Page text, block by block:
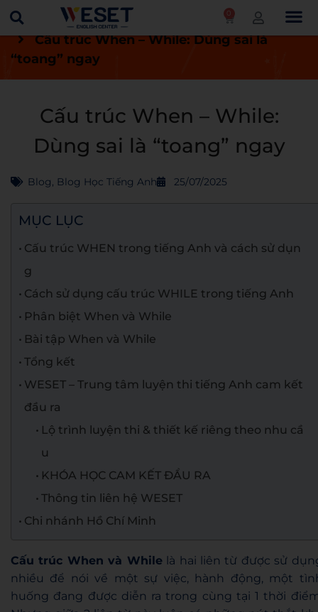
0
Trang chủ Blog
Blog học tiếng Anh
Cấu trúc When – While: Dùng sai là
“toang” ngay
Cấu trúc When – While:
Dùng sai là “toang” ngay
Blog, Blog Học Tiếng Anh 25/07/2025
MỤC LỤC
Cấu trúc WHEN trong tiếng Anh và cách sử dụn
g
Cách sử dụng cấu trúc WHILE trong tiếng Anh
Phân biệt When và While
Bài tập When và While
Tổng kết
WESET – Trung tâm luyện thi tiếng Anh cam kết
đầu ra
Lộ trình luyện thi & thiết kế riêng theo nhu cầ
u
KHÓA HỌC CAM KẾT ĐẦU RA
Thông tin liên hệ WESET
Chi nhánh Hồ Chí Minh
Cấu trúc When và Whilelà hai liên từ được sử
nhiều để nói về một sự việc, hành động, một
huống đang được diễn ra trong cùng tại 1 thời